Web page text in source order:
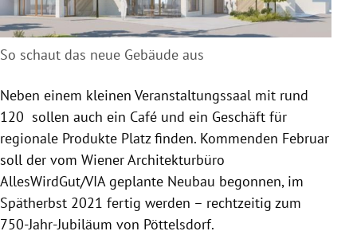
So schaut das neue Gebäude aus
Neben einem kleinen Veranstaltungssaal mit rund
120 sollen auch ein Café und ein Geschäft für
regionale Produkte Platz finden. Kommenden Februar
soll der vom Wiener Architekturbüro
AllesWirdGut/VIA geplante Neubau begonnen, im
Spätherbst 2021 fertig werden – rechtzeitig zum
750-Jahr-Jubiläum von Pöttelsdorf.